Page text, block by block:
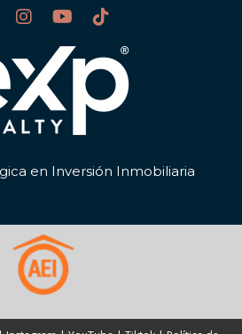
en Inversión Inmobiliaria